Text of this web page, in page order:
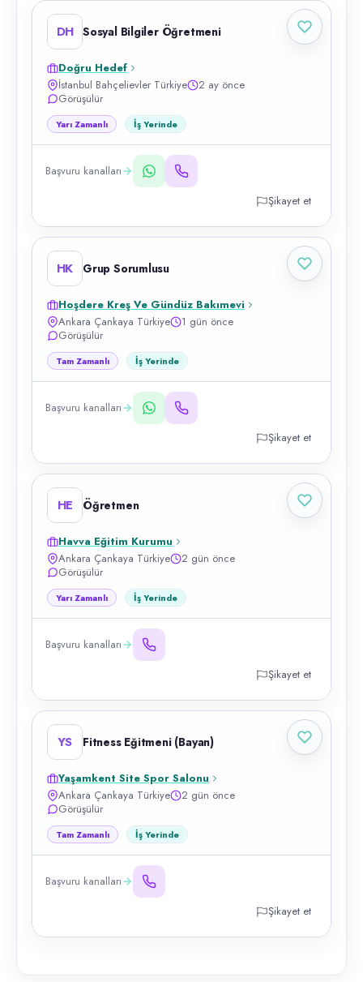
DH Sosyal Bilgiler Öğretmeni
Doğru Hedef
İstanbul Bahçelievler Türkiye
2 ay önce
Görüşülür
Yarı Zamanlı İş Yerinde
Başvuru kanalları
Şikayet et
HK Grup Sorumlusu
Hoşdere Kreş Ve Gündüz Bakımevi
Ankara Çankaya Türkiye
1 gün önce
Görüşülür
Tam Zamanlı İş Yerinde
Başvuru kanalları
Şikayet et
HE Öğretmen
Havva Eğitim Kurumu
Ankara Çankaya Türkiye
2 gün önce
Görüşülür
Yarı Zamanlı İş Yerinde
Başvuru kanalları
Şikayet et
YS Fitness Eğitmeni (Bayan)
Yaşamkent Site Spor Salonu
Ankara Çankaya Türkiye
2 gün önce
Görüşülür
Tam Zamanlı İş Yerinde
Başvuru kanalları
Şikayet et